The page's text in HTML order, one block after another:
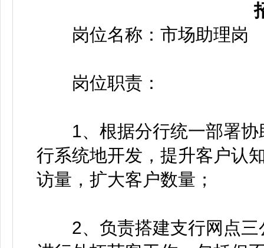
岗位名称：市场助理岗
岗位职责：
1、根据分行统一部署协
行系统地开发，提升客户认
访量，扩大客户数量；
2、负责搭建支行网点三